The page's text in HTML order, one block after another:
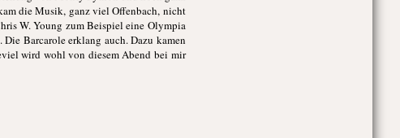
die Musik, ganz viel Offenbach, nicht
W. Young zum Beispiel eine Olympia
Barcarole erklang auch. Dazu kamen
wird wohl von diesem Abend bei mir